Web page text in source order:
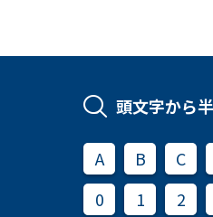
頭文字から
A B C
0
1 2